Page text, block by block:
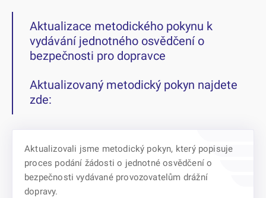
Aktualizovali jsme metodický pokyn, který popisuje
proces podání žádosti o jednotné osvědčení o
bezpečnosti vydávané provozovatelům drážní
dopravy.
Aktualizace metodického pokynu k
vydávání jednotného osvědčení o
bezpečnosti pro dopravce
Aktualizovaný metodický pokyn najdete
zde: